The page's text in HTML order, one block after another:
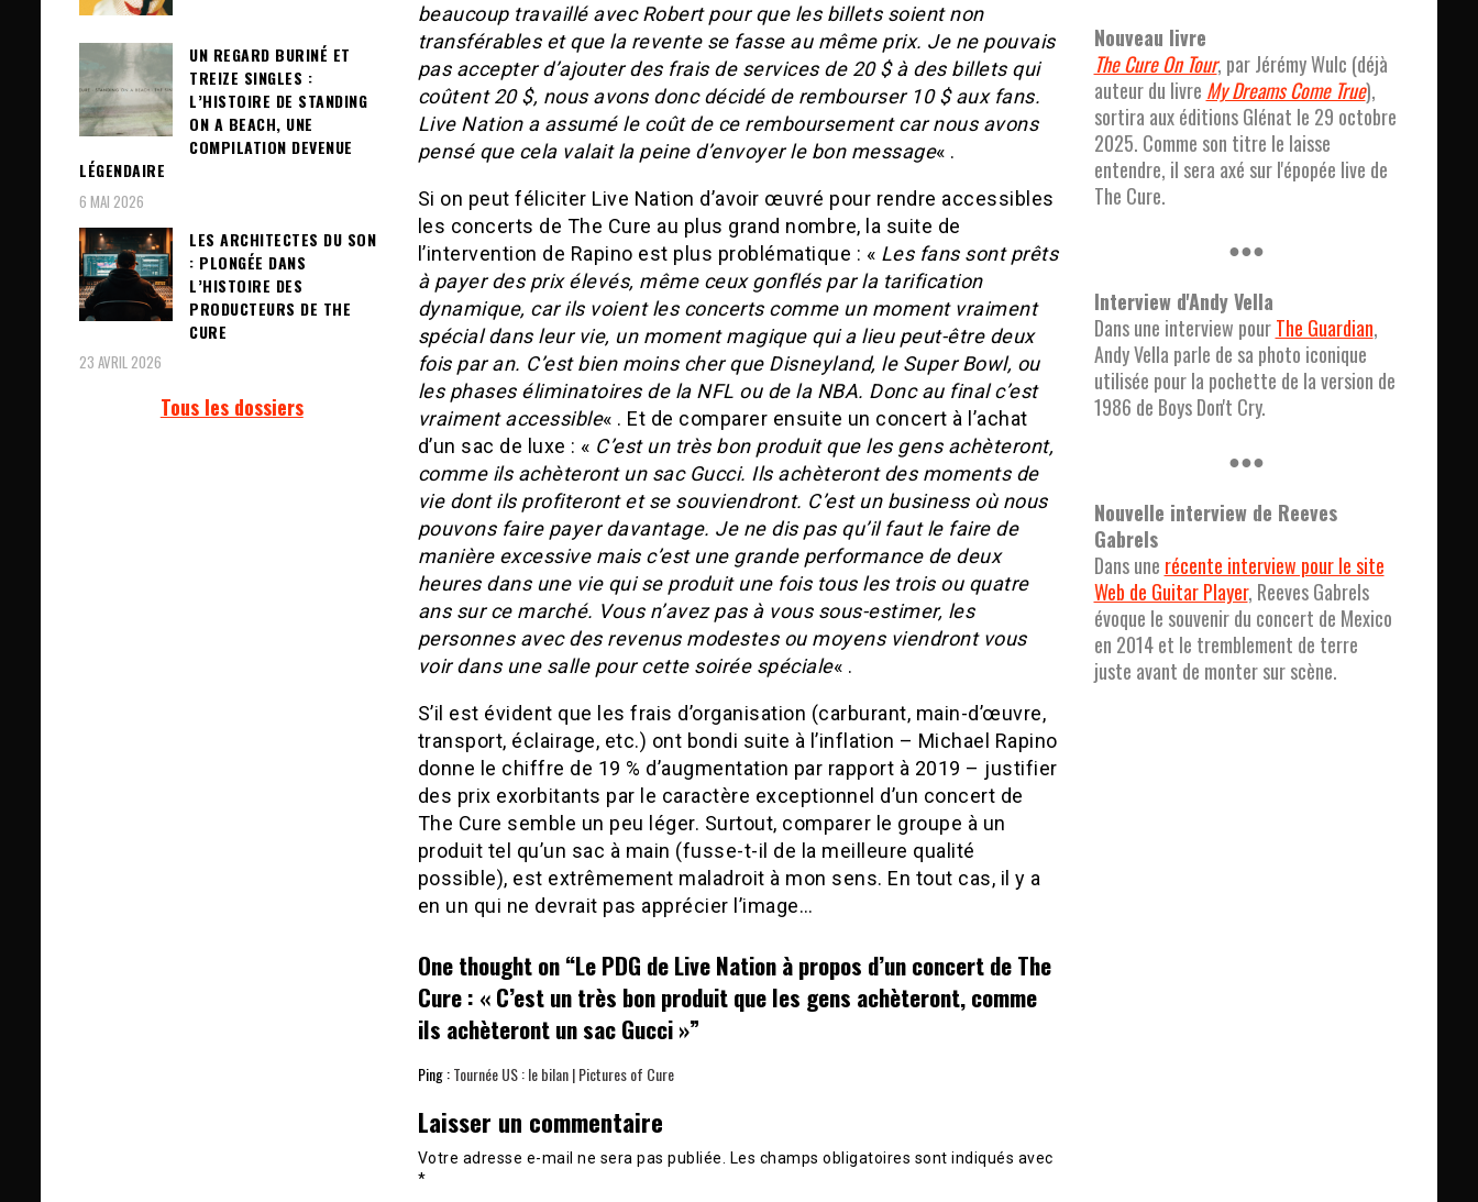
beaucoup travaillé avec Robert pour que les billets soient non
transférables et que la revente se fasse au même prix. Je ne pouvais
pas accepter d’ajouter des frais de services de 20 $ à des billets qui
coûtent 20 $, nous avons donc décidé de rembourser 10 $ aux fans.
Live Nation a assumé le coût de ce remboursement car nous avons
pensé que cela valait la peine d’envoyer le bon message« .
Si on peut féliciter Live Nation d’avoir œuvré pour rendre accessibles
les concerts de The Cure au plus grand nombre, la suite de
l’intervention de Rapino est plus problématique : « Les fans sont prêts
à payer des prix élevés, même ceux gonflés par la tarification
dynamique, car ils voient les concerts comme un moment vraiment
spécial dans leur vie, un moment magique qui a lieu peut-être deux
fois par an. C’est bien moins cher que Disneyland, le Super Bowl, ou
les phases éliminatoires de la NFL ou de la NBA. Donc au final c’est
vraiment accessible« . Et de comparer ensuite un concert à l’achat
d’un sac de luxe : « C’est un très bon produit que les gens achèteront,
comme ils achèteront un sac Gucci. Ils achèteront des moments de
vie dont ils profiteront et se souviendront. C’est un business où nous
pouvons faire payer davantage. Je ne dis pas qu’il faut le faire de
manière excessive mais c’est une grande performance de deux
heures dans une vie qui se produit une fois tous les trois ou quatre
ans sur ce marché. Vous n’avez pas à vous sous-estimer, les
personnes avec des revenus modestes ou moyens viendront vous
voir dans une salle pour cette soirée spéciale« .
S’il est évident que les frais d’organisation (carburant, main-d’œuvre,
transport, éclairage, etc.) ont bondi suite à l’inflation – Michael Rapino
donne le chiffre de 19 % d’augmentation par rapport à 2019 – justifier
des prix exorbitants par le caractère exceptionnel d’un concert de
The Cure semble un peu léger. Surtout, comparer le groupe à un
produit tel qu’un sac à main (fusse-t-il de la meilleure qualité
possible), est extrêmement maladroit à mon sens. En tout cas, il y a
en un qui ne devrait pas apprécier l’image…
One thought on “Le PDG de Live Nation à propos d’un concert de The
Cure : « C’est un très bon produit que les gens achèteront, comme
ils achèteront un sac Gucci »”
Ping :Tournée US : le bilan | Pictures of Cure
Laisser un commentaire
Votre adresse e-mail ne sera pas publiée. Les champs obligatoires sont indiqués avec
*
UN REGARD BURINÉ ET
TREIZE SINGLES :
L’HISTOIRE DE STANDING
ON A BEACH, UNE
COMPILATION DEVENUE
LÉGENDAIRE
6 MAI 2026
LES ARCHITECTES DU SON
: PLONGÉE DANS
L’HISTOIRE DES
PRODUCTEURS DE THE
CURE
23 AVRIL 2026
Tous les dossiers
Nouveau livre
The Cure On Tour, par Jérémy Wulc (déjà
auteur du livre My Dreams Come True),
sortira aux éditions Glénat le 29 octobre
2025. Comme son titre le laisse
entendre, il sera axé sur l'épopée live de
The Cure.
●●●
Interview d'Andy Vella
Dans une interview pourThe Guardian,
Andy Vella parle de sa photo iconique
utilisée pour la pochette de la version de
1986 de Boys Don't Cry.
●●●
Nouvelle interview de Reeves
Gabrels
Dans une récente interview pour le site
Web de Guitar Player, Reeves Gabrels
évoque le souvenir du concert de Mexico
en 2014 et le tremblement de terre
juste avant de monter sur scène.